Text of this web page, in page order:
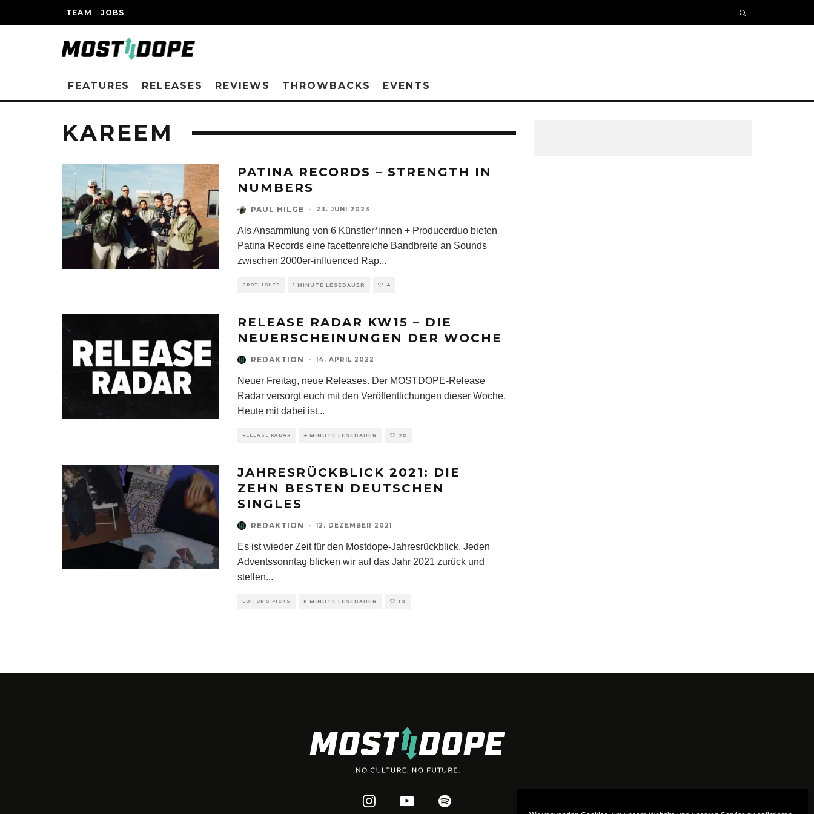
TEAM JOBS
FEATURES RELEASES REVIEWS THROWBACKS EVENTS
KAREEM
PATINA RECORDS – STRENGTH IN
NUMBERS
PAUL HILGE · 23. JUNI 2023
Als Ansammlung von 6 Künstler*innen + Producerduo bieten
Patina Records eine facettenreiche Bandbreite an Sounds
zwischen 2000er-influenced Rap...
SPOTLIGHTS 1 MINUTE LESEDAUER 4
RELEASE RADAR KW15 – DIE
NEUERSCHEINUNGEN DER WOCHE
REDAKTION · 14. APRIL 2022
Neuer Freitag, neue Releases. Der MOSTDOPE-Release
Radar versorgt euch mit den Veröffentlichungen dieser Woche.
Heute mit dabei ist...
RELEASE RADAR 4 MINUTE LESEDAUER 20
JAHRESRÜCKBLICK 2021: DIE
ZEHN BESTEN DEUTSCHEN
SINGLES
REDAKTION · 12. DEZEMBER 2021
Es ist wieder Zeit für den Mostdope-Jahresrückblick. Jeden
Adventssonntag blicken wir auf das Jahr 2021 zurück und
stellen...
EDITOR'S PICKS 8 MINUTE LESEDAUER 10